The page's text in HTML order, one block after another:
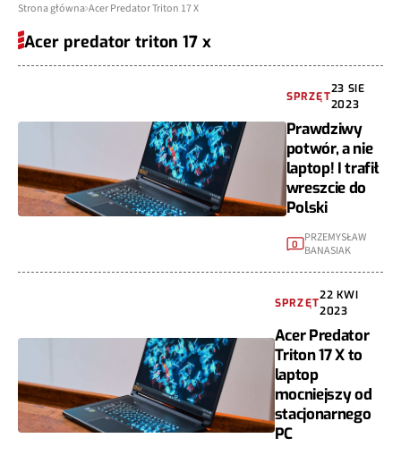
Strona główna Acer Predator Triton 17 X
Acer predator triton 17 x
SPRZĘT
23 SIE
2023
Prawdziwy
potwór, a nie
laptop! I trafił
wreszcie do
Polski
0 PRZEMYSŁAW
BANASIAK
SPRZĘT
22 KWI
2023
Acer Predator
Triton 17 X to
laptop
mocniejszy od
stacjonarnego
PC